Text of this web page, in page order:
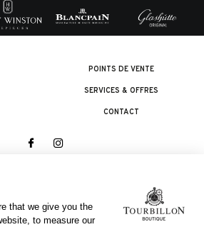
POINTS DE VENTE
SERVICES & OFFRES
CONTACT